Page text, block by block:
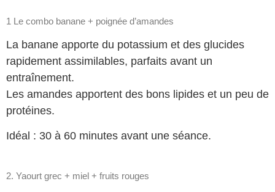
1 Le combo banane + poignée d’amandes
La banane apporte du potassium et des glucides
rapidement assimilables, parfaits avant un
entraînement.
Les amandes apportent des bons lipides et un peu de
protéines.
Idéal : 30 à 60 minutes avant une séance.
2. Yaourt grec + miel + fruits rouges